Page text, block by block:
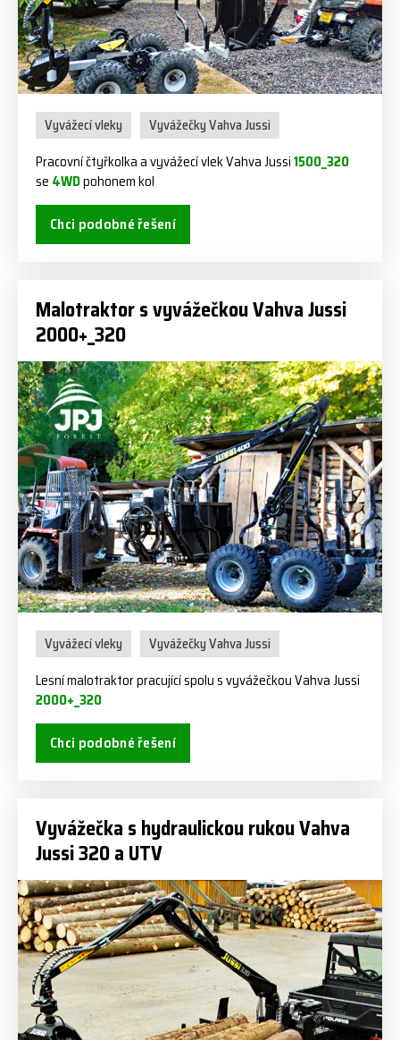
Vyvážecí vleky
Vyvážečky Vahva Jussi
Pracovní čtyřkolka a vyvážecí vlek Vahva Jussi1500_320
se 4WDpohonem kol
Chci podobné řešení
Malotraktor s vyvážečkou Vahva Jussi
2000+_320
Vyvážecí vleky
Vyvážečky Vahva Jussi
Lesní malotraktor pracující spolu s vyvážečkou Vahva Jussi
2000+_320
Chci podobné řešení
Vyvážečka s hydraulickou rukou Vahva
Jussi 320 a UTV